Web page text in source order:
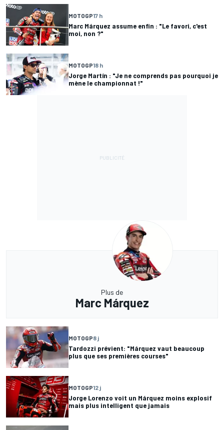
MOTOGP17 h
Marc Márquez assume enfin : "Le favori, c'est
moi, non ?"
MOTOGP18 h
Jorge Martín : "Je ne comprends pas pourquoi je
mène le championnat !"
Plus de
Marc Márquez
MOTOGP8 j
Tardozzi prévient: "Márquez vaut beaucoup
plus que ses premières courses"
MOTOGP12 j
Jorge Lorenzo voit un Márquez moins explosif
mais plus intelligent que jamais